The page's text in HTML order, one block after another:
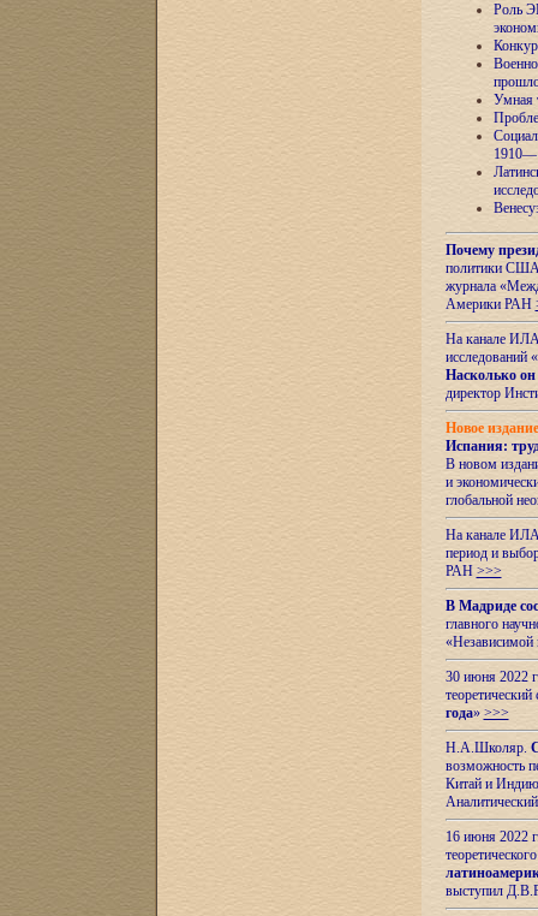
Роль
Умная
Почему
политики США
журнала
Америки РАН
На канале ИЛА
исследований «
Насколько он
директор
Новое
Испания:
В новом
и
глобальной
На канале
период и
РАН >>>
В Мадриде
главного
«Независимой
30 июня 2022
года» >>>
Н.А.Школяр.
возможность
Китай и
16 июня 2022
выступил